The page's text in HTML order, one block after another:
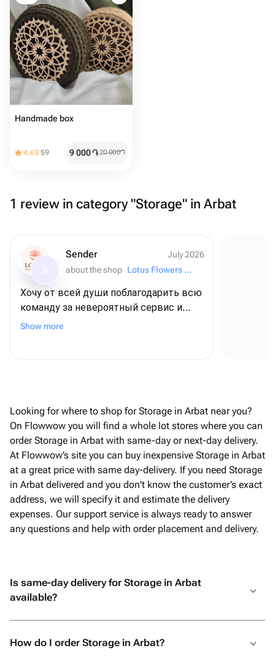
Handmade box
4.6859 9 000֏20 000֏
1 review in category "Storage" in Arbat
Sender
July 2026
about the shop
Lotus Flowers and Gifts
Хочу от всей души поблагодарить всю
команду за невероятный сервис и
внимание к деталям! ❤️ Для меня этот
постоянно на связи, отвечала на все
вопросы и подарила мне полное
спокойствие и уверенность В итоге
всё было даже лучше, чем я могла
представить! Безумно вкусный торт,
роскошные шарики, красивая
упаковка, а самое трогательное - мою
открытку с пожеланиями аккуратно
переписали от руки. Папа был
искреннее желание сделать праздник
незабываемым. От всей души
настоящие эмоции и быть
Show more
Looking for where to shop for Storage in Arbat near you?
On Flowwow you will find a whole lot stores where you can
order Storage in Arbat with same-day or next-day delivery.
At Flowwow’s site you can buy inexpensive Storage in Arbat
at a great price with same day-delivery. If you need Storage
in Arbat delivered and you don't know the customer’s exact
address, we will specify it and estimate the delivery
expenses. Our support service is always ready to answer
any questions and help with order placement and delivery.
Is same-day delivery for Storage in Arbat
available?
How do I order Storage in Arbat?